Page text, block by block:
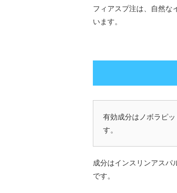
フィアスプ注は、自然な
います。
有効成分はノボラピ
す。
成分はインスリンアスパ
です。